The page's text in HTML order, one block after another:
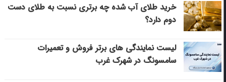
خرید طلای آب شده چه برتری نسبت به طلای دست
دوم دارد؟
لیست نمایندگی های برتر فروش و تعمیرات
سامسونگ در شهرک غرب